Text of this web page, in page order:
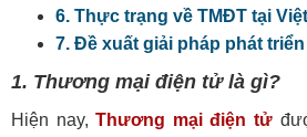
6. Thực trạng về TMĐT tại
7. Đề xuất giải pháp phát
1. Thương mại điện tử là gì?
Hiện nay,Thương mại điện tử